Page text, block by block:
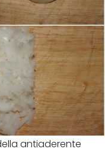
antiaderente